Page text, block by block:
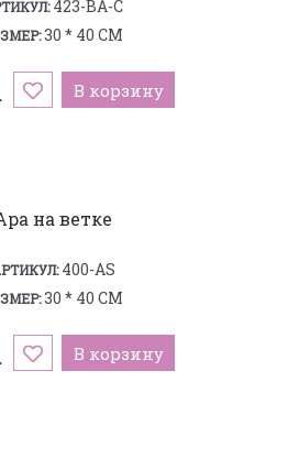
423-BA-C
30 * 40 СМ
В корзину
на ветке
400-AS
30 * 40 СМ
В корзину